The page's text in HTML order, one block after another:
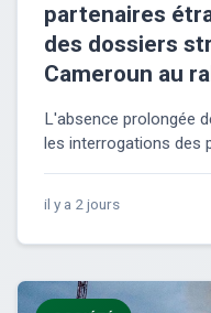
partenaires
des dossiers
Cameroun au
L'absence prolongée
les interrogations des
il y a 2 jours